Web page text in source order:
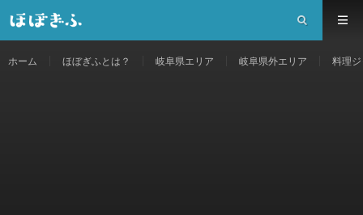
ホーム ほぼぎふとは？ 岐阜県エリア 岐阜県外エリア 料理